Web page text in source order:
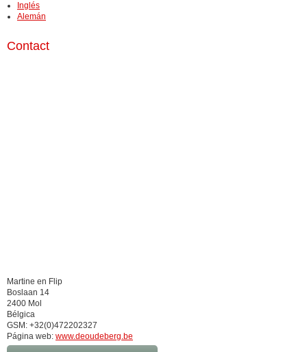
Inglés
Alemán
Contact
Martine en Flip
Boslaan 14
2400 Mol
Bélgica
GSM: +32(0)472202327
Página web: www.deoudeberg.be